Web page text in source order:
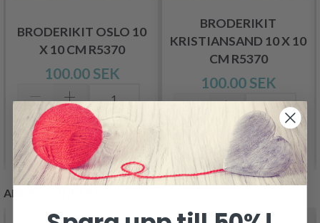
BRODERIKIT OSLO 10
X 10 CM R5370
100.00 SEK
Lägg till varukorgen
BRODERIKIT
KRISTIANSAND 10 X 10
CM R5370
100.00 SEK
Lägg till varukorgen
ANDRA KUNDER KÖPTE